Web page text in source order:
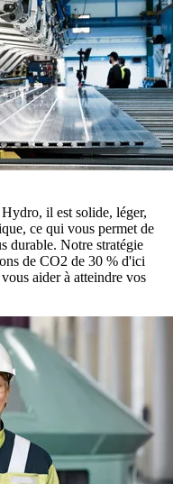
il est solide, léger,
ce qui vous permet de
durable. Notre stratégie
de CO2 de 30 % d'ici
aider à atteindre vos